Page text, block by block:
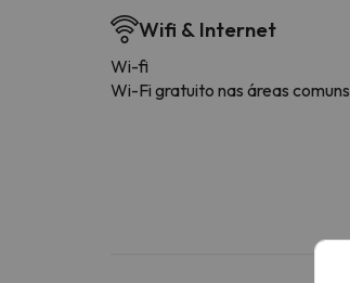
Wifi & Internet
Wi-fi
Wi-Fi gratuito nas áreas comuns